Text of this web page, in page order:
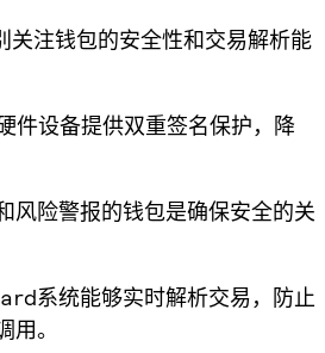
关注钱包的安全性和交易解析能
件设备提供双重签名保护，降
风险警报的钱包是确保安全的关
系统能够实时解析交易，防止
用。